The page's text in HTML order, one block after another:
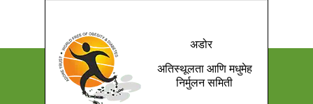
अडोर
अतिस्थूलता आणि मधुमेह
निर्मुलन समिती